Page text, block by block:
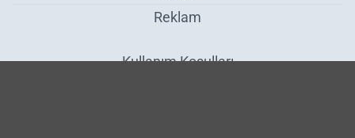
Reklam
Kullanım Koşulları